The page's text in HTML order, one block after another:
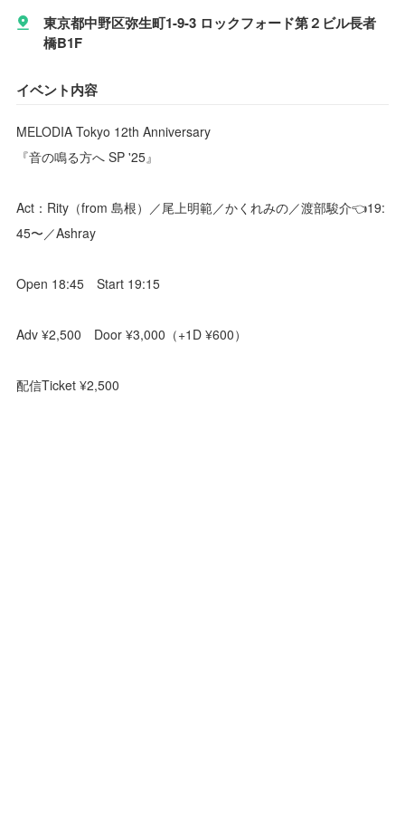
東京都中野区弥生町1-9-3 ロックフォード第２ビル長者
橋B1F
イベント内容
MELODIA Tokyo 12th Anniversary
『音の鳴る方へ SP '25』
Act：Rity（from 島根）／尾上明範／かくれみの／渡部駿介👈19:
45〜／Ashray
Open 18:45 Start 19:15
Adv ¥2,500 Door ¥3,000（+1D ¥600）
配信Ticket ¥2,500